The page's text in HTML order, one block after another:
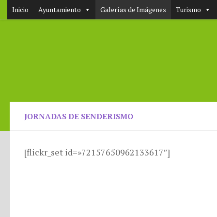
Inicio Ayuntamiento Galerías de Imágenes Turismo
JORNADAS DE SENDERISMO
[flickr_set id=»72157650962133617″]